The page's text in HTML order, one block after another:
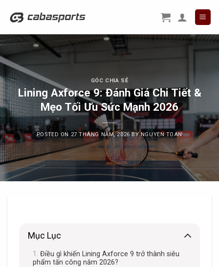
GÓC CHIA SẺ
Lining Axforce 9: Đánh Giá Chi Tiết &
Mẹo Tối Ưu Sức Mạnh 2026
POSTED ON 27 THÁNG NĂM, 2026 BYNGUYEN TOAN
Mục Lục
Điều gì khiến Lining Axforce 9 trở thành siêu
phẩm tấn công năm 2026?